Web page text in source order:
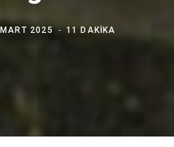
2025 11 DAKIKA